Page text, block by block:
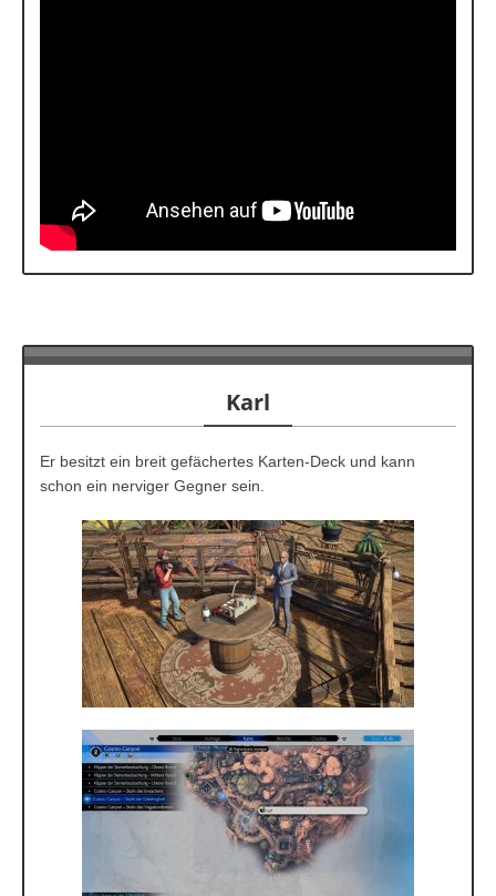
Karl
Er besitzt ein breit gefächertes Karten-Deck und kann
schon ein nerviger Gegner sein.